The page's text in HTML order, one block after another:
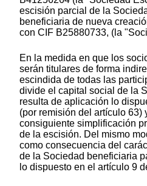
escisión parcial de la
beneficiaria de nueva
con CIF B25880733, (la
En la medida en que los
serán titulares de forma
escindida de todas las
divide el capital social de la
resulta de aplicación lo
(por remisión del artículo 63)
consiguiente simplificación
de la escisión. Del mismo
como consecuencia del
de la Sociedad beneficiaria
lo dispuesto en el artículo 9